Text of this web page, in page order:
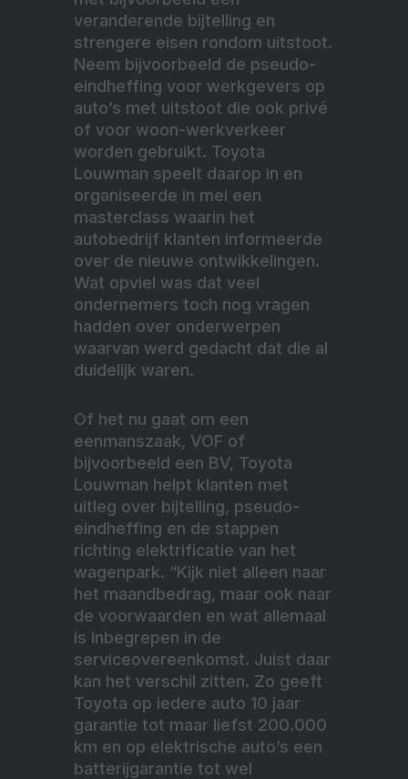
veranderende bijtelling en
strengere eisen rondom uitstoot.
Neem bijvoorbeeld de pseudo-
eindheffing voor werkgevers op
auto’s met uitstoot die ook privé
of voor woon-werkverkeer
worden gebruikt. Toyota
Louwman speelt daarop in en
organiseerde in mei een
masterclass waarin het
autobedrijf klanten informeerde
over de nieuwe ontwikkelingen.
Wat opviel was dat veel
ondernemers toch nog vragen
hadden over onderwerpen
waarvan werd gedacht dat die al
duidelijk waren.
Of het nu gaat om een
eenmanszaak, VOF of
bijvoorbeeld een BV, Toyota
Louwman helpt klanten met
uitleg over bijtelling, pseudo-
eindheffing en de stappen
richting elektrificatie van het
wagenpark. “Kijk niet alleen naar
het maandbedrag, maar ook naar
de voorwaarden en wat allemaal
is inbegrepen in de
serviceovereenkomst. Juist daar
kan het verschil zitten. Zo geeft
Toyota op iedere auto 10 jaar
garantie tot maar liefst 200.000
km en op elektrische auto’s een
batterijgarantie tot wel